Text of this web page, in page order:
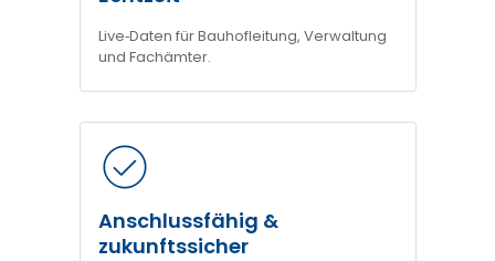
Live‑Daten für Bauhofleitung, Verwaltung
und Fachämter.
Anschlussfähig &
zukunftssicher